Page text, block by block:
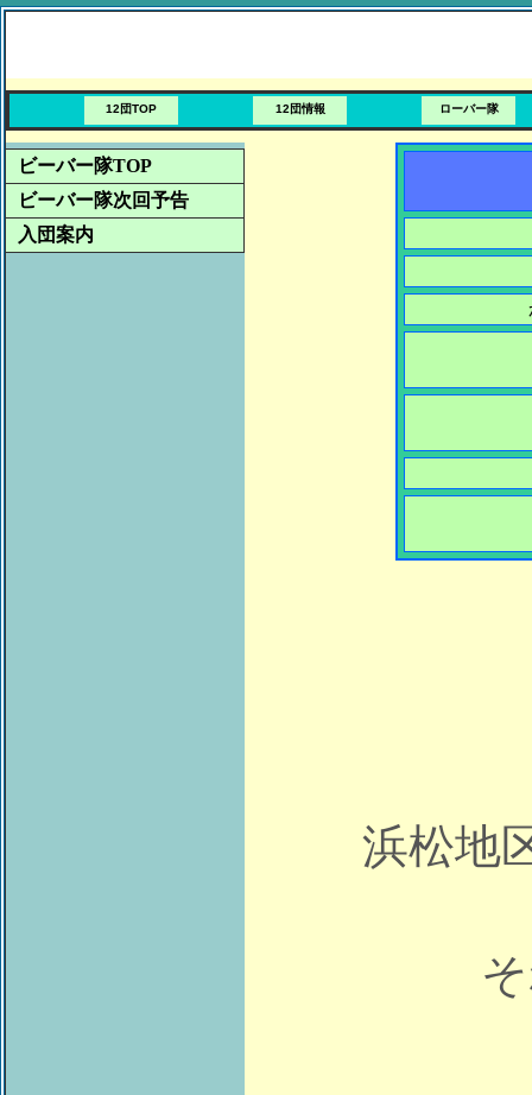
12団TOP 12団情報 ローバー隊
ビーバー隊TOP
ビーバー隊次回予告
入団案内
浜松地